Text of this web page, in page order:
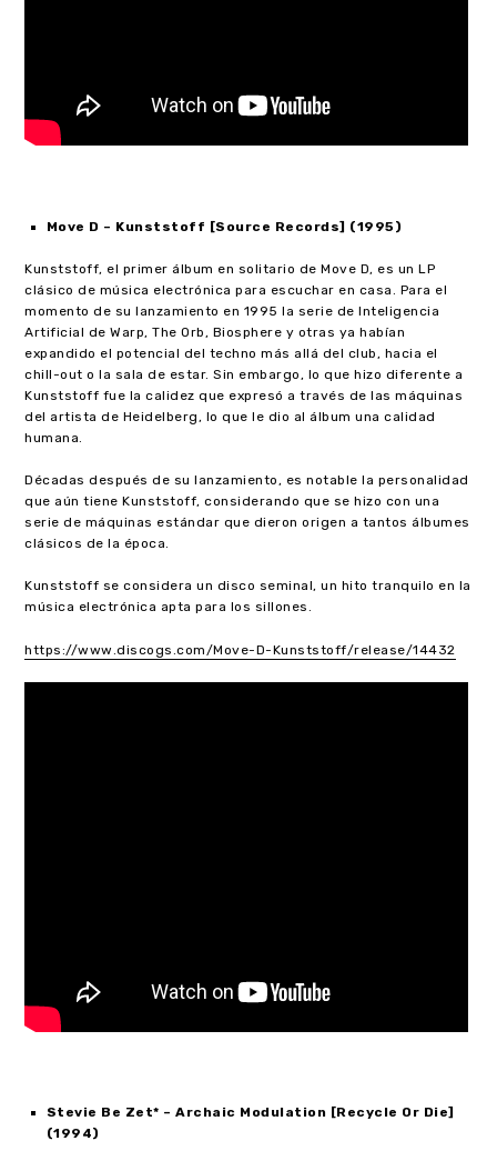
Move D – Kunststoff [Source Records] (1995)
Kunststoff, el primer álbum en solitario de Move D, es un LP
clásico de música electrónica para escuchar en casa. Para el
momento de su lanzamiento en 1995 la serie de Inteligencia
Artificial de Warp, The Orb, Biosphere y otras ya habían
expandido el potencial del techno más allá del club, hacia el
chill-out o la sala de estar. Sin embargo, lo que hizo diferente a
Kunststoff fue la calidez que expresó a través de las máquinas
del artista de Heidelberg, lo que le dio al álbum una calidad
humana.
Décadas después de su lanzamiento, es notable la personalidad
que aún tiene Kunststoff, considerando que se hizo con una
serie de máquinas estándar que dieron origen a tantos álbumes
clásicos de la época.
Kunststoff se considera un disco seminal, un hito tranquilo en la
música electrónica apta para los sillones.
https://www.discogs.com/Move-D-Kunststoff/release/14432
Stevie Be Zet* – Archaic Modulation [Recycle Or Die]
(1994)